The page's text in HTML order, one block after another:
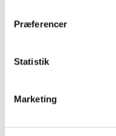
Præferencer
Statistik
Marketing